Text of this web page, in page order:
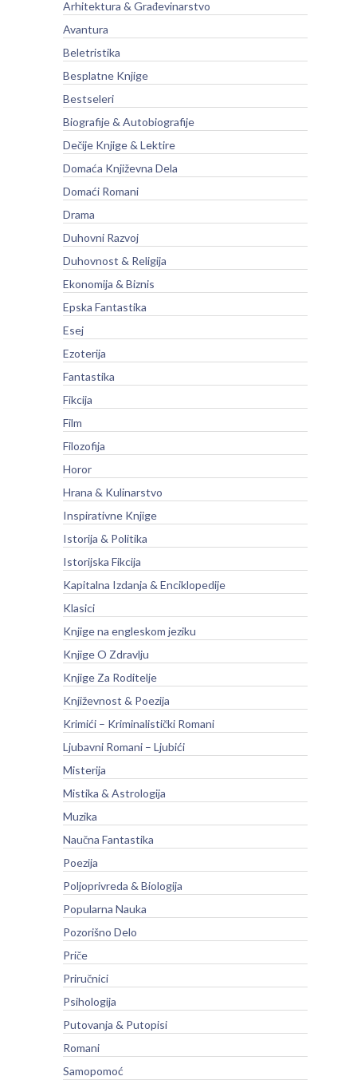
Arhitektura & Građevinarstvo
Avantura
Beletristika
Besplatne Knjige
Bestseleri
Biografije & Autobiografije
Dečije Knjige & Lektire
Domaća Književna Dela
Domaći Romani
Drama
Duhovni Razvoj
Duhovnost & Religija
Ekonomija & Biznis
Epska Fantastika
Esej
Ezoterija
Fantastika
Fikcija
Film
Filozofija
Horor
Hrana & Kulinarstvo
Inspirativne Knjige
Istorija & Politika
Istorijska Fikcija
Kapitalna Izdanja & Enciklopedije
Klasici
Knjige na engleskom jeziku
Knjige O Zdravlju
Knjige Za Roditelje
Književnost & Poezija
Krimići – Kriminalistički Romani
Ljubavni Romani – Ljubići
Misterija
Mistika & Astrologija
Muzika
Naučna Fantastika
Poezija
Poljoprivreda & Biologija
Popularna Nauka
Pozorišno Delo
Priče
Priručnici
Psihologija
Putovanja & Putopisi
Romani
Samopomoć